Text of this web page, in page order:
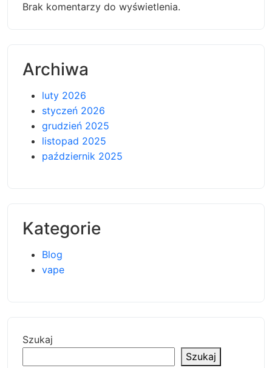
Brak komentarzy do wyświetlenia.
Archiwa
luty 2026
styczeń 2026
grudzień 2025
listopad 2025
październik 2025
Kategorie
Blog
vape
Szukaj
Szukaj